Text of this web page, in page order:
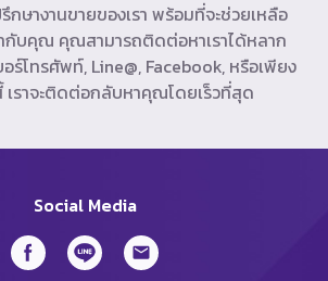
ษางานขายของเรา พร้อมที่จะช่วยเหลือ
กับคุณ คุณสามารถติดต่อหาเราได้หลาก
ร์โทรศัพท์, Line@, Facebook, หรือเพียง
ราจะติดต่อกลับหาคุณโดยเร็วที่สุด
Social Media